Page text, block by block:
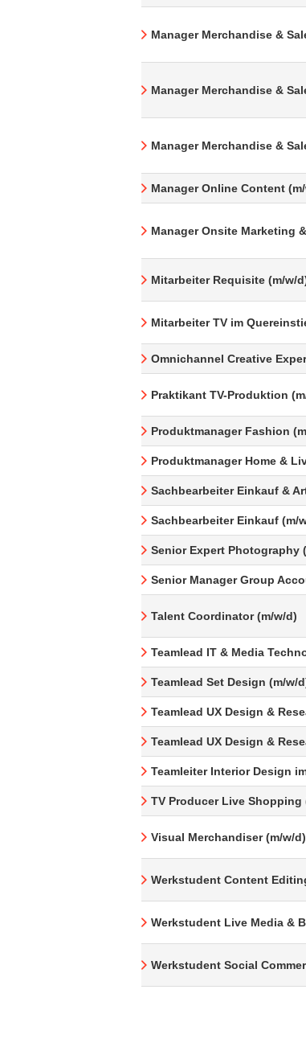
Manager Merchandise &
Manager Merchandise &
Manager Merchandise &
Manager Online Content
Manager Onsite Marketing
Mitarbeiter Requisite (m/w/
Mitarbeiter TV im
Omnichannel Creative
Praktikant TV-Produktion
Produktmanager Fashion
Produktmanager Home &
Sachbearbeiter Einkauf &
Sachbearbeiter Einkauf (m/
Senior Expert Photography
Senior Manager Group
Talent Coordinator (m/w/d)
Teamlead IT & Media
Teamlead Set Design (m/w/
Teamlead UX Design &
Teamlead UX Design &
Teamleiter Interior Design
TV Producer Live Shopping
Visual Merchandiser (m/w/d)
Werkstudent Content
Werkstudent Live Media &
Werkstudent Social